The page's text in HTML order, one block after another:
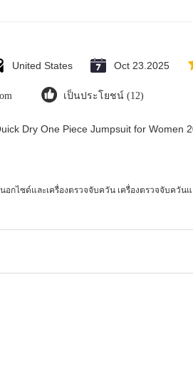
United States Oct 23.2025
เป็นประโยชน์ (12)
Dry One Piece Jumpsuit for Women
อกไซด์และเครื่องตรวจจับควัน เครื่องตรวจจับควั